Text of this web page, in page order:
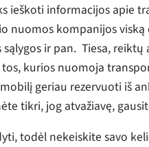
ieškoti informacijos apie
nuomos kompanijos
ir pan. Tiesa,
kurios nuomoja
geriau rezervuoti iš
tikri, jog atvažiavę,
todėl nekeiskite savo